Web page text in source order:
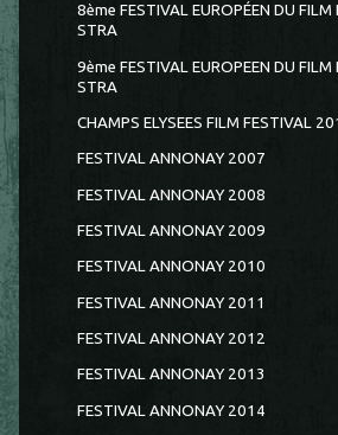
8ème FESTIVAL EUROPÉEN DU
STRA
9ème FESTIVAL EUROPEEN DU
STRA
CHAMPS ELYSEES FILM FESTIVAL
FESTIVAL ANNONAY 2007
FESTIVAL ANNONAY 2008
FESTIVAL ANNONAY 2009
FESTIVAL ANNONAY 2010
FESTIVAL ANNONAY 2011
FESTIVAL ANNONAY 2012
FESTIVAL ANNONAY 2013
FESTIVAL ANNONAY 2014